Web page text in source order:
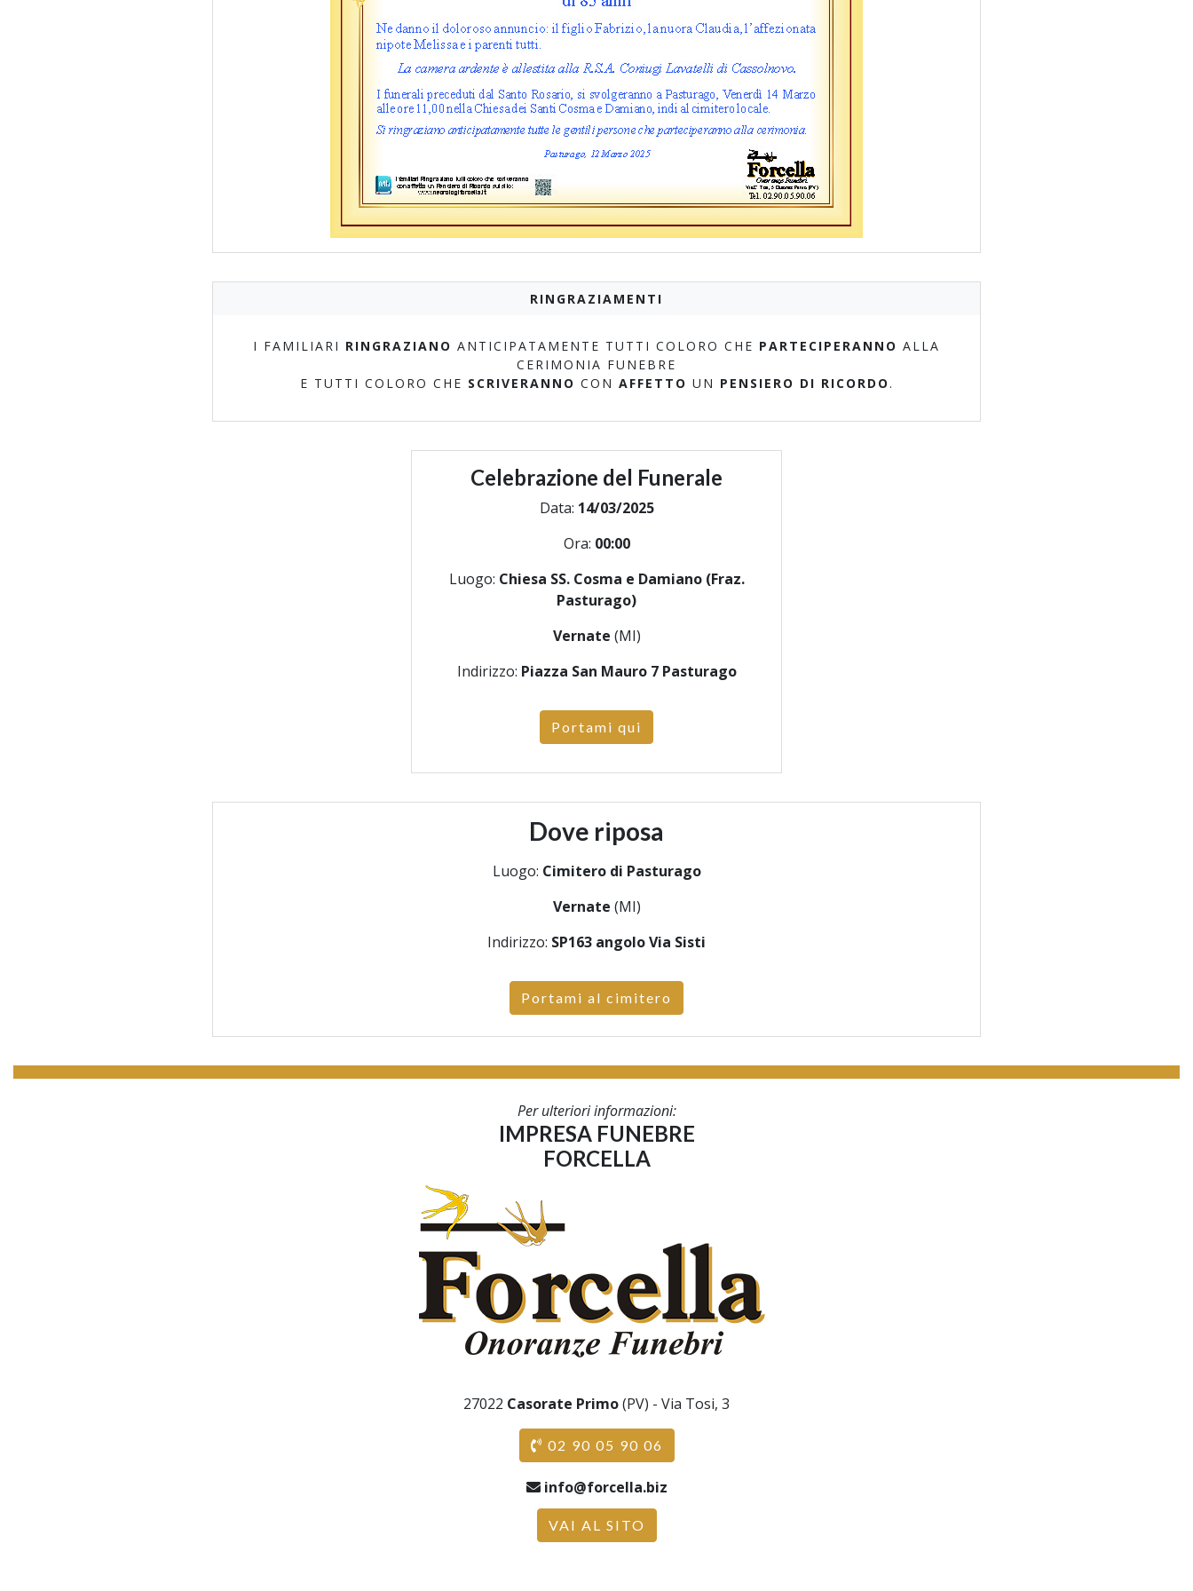
RINGRAZIAMENTI
I FAMILIARI RINGRAZIANO ANTICIPATAMENTE TUTTI COLORO CHE PARTECIPERANNO ALLA
CERIMONIA FUNEBRE
E TUTTI COLORO CHE SCRIVERANNO CON AFFETTO UN PENSIERO DI RICORDO .
Celebrazione del Funerale
Data: 14/03/2025
Ora: 00:00
Luogo: Chiesa SS. Cosma e Damiano (Fraz.
Pasturago)
Vernate (MI)
Indirizzo: Piazza San Mauro 7 Pasturago
Portami qui
Dove riposa
Luogo: Cimitero di Pasturago
Vernate (MI)
Indirizzo: SP163 angolo Via Sisti
Portami al cimitero
Per ulteriori informazioni:
IMPRESA FUNEBRE
FORCELLA
27022 Casorate Primo(PV) - Via Tosi, 3
02 90 05 90 06
info@forcella.biz
VAI AL SITO